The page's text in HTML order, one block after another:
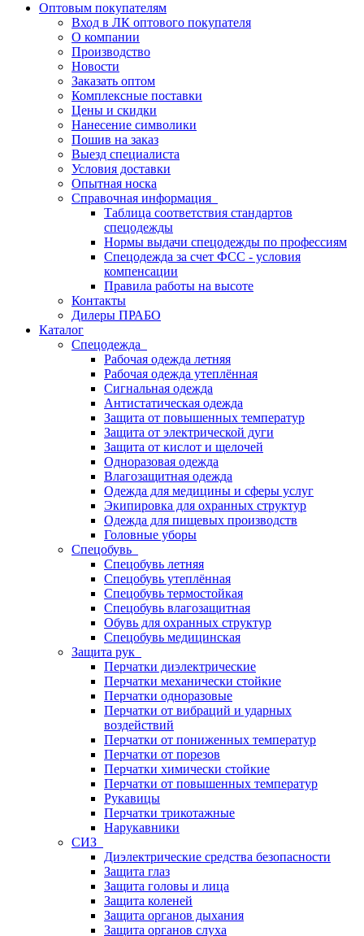
Оптовым покупателям
Вход в ЛК оптового покупателя
О компании
Производство
Новости
Заказать оптом
Комплексные поставки
Цены и скидки
Нанесение символики
Пошив на заказ
Выезд специалиста
Условия доставки
Опытная носка
Справочная информация
Таблица соответствия стандартов
спецодежды
Нормы выдачи спецодежды по профессиям
Спецодежда за счет ФСС - условия
компенсации
Правила работы на высоте
Контакты
Дилеры ПРАБО
Каталог
Спецодежда
Рабочая одежда летняя
Рабочая одежда утеплённая
Сигнальная одежда
Антистатическая одежда
Защита от повышенных температур
Защита от электрической дуги
Защита от кислот и щелочей
Одноразовая одежда
Влагозащитная одежда
Одежда для медицины и сферы услуг
Экипировка для охранных структур
Одежда для пищевых производств
Головные уборы
Спецобувь
Спецобувь летняя
Спецобувь утеплённая
Спецобувь термостойкая
Спецобувь влагозащитная
Обувь для охранных структур
Спецобувь медицинская
Защита рук
Перчатки диэлектрические
Перчатки механически стойкие
Перчатки одноразовые
Перчатки от вибраций и ударных
воздействий
Перчатки от пониженных температур
Перчатки от порезов
Перчатки химически стойкие
Перчатки от повышенных температур
Рукавицы
Перчатки трикотажные
Нарукавники
СИЗ
Диэлектрические средства безопасности
Защита глаз
Защита головы и лица
Защита коленей
Защита органов дыхания
Защита органов слуха